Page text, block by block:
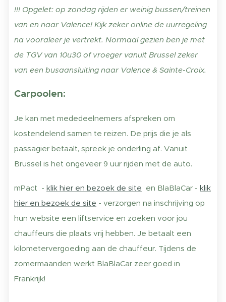
!!! Opgelet: op zondag rijden er weinig bussen/treinen
van en naar Valence! Kijk zeker online de uurregeling
na vooraleer je vertrekt. Normaal gezien ben je met
de TGV van 10u30 of vroeger vanuit Brussel zeker
van een busaansluiting naar Valence & Sainte-Croix.
Carpoolen:
Je kan met mededeelnemers afspreken om
kostendelend samen te reizen. De prijs die je als
passagier betaalt, spreek je onderling af. Vanuit
Brussel is het ongeveer 9 uur rijden met de auto.
mPact - klik hier en bezoek de site en BlaBlaCar - klik
hier en bezoek de site - verzorgen na inschrijving op
hun website een liftservice en zoeken voor jou
chauffeurs die plaats vrij hebben. Je betaalt een
kilometervergoeding aan de chauffeur. Tijdens de
zomermaanden werkt BlaBlaCar zeer goed in
Frankrijk!